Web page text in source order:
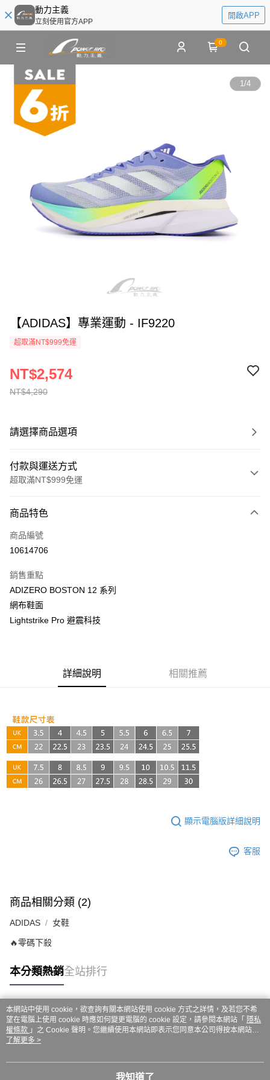
動力主義
立刻使用官方APP
開啟APP
0
1/4
【ADIDAS】專業運動 - IF9220
超取滿NT$999免運
NT$4,290
NT$2,574
請選擇商品選項
付款與運送方式
超取滿NT$999免運
信用卡一次付款
超商取貨付款
Apple Pay
街口支付
１．簡單：不需註冊會員、不需綁卡、不需儲值。
２．便利：只要手機號碼，簡訊認證，即可結帳。
３．安心：先確認商品／服務後，再付款。
１．於結帳方式選擇「AFTEE先享後付」後，將跳轉至「AFTEE先享後付」
結帳頁面，進行簡訊認證並確認金額後，即可完成結帳。
２．訂單成立數日內，您將收到繳費通知簡訊。
※ 請注意：結帳手續完成當下不需立刻繳費，但若您需要取消訂單，請聯絡
※ 交易是否成功請以「AFTEE先享後付 」之結帳頁面顯示為準，若有關於
【注意事項】
１．透過由恩沛科技股份有限公司提供之「AFTEE先享後付」服務完成之交
易，需依本服務之必要範圍內提供個人資料，並將交易相關給付款項請求債
２．關於個人資料處理事宜，請瀏覽以下網址：
３．未成年的使用者請事先徵得法定代理人或監護人之同意方可使用
「AFTEE先享後付」，若未經同意申辦者引起之損失，本公司不負相關責
任。
４．使用「AFTEE先享後付」時，將依據個別帳號之用戶狀況，依本公司即
時審查核予不同之上限額度；若仍有額度不足之情形，本公司將視審查結果
請求用戶進行身份認證。
５．嚴禁一人註冊多個帳號或使用他人資訊註冊。若發現惡意使用之情形，
恩沛科技股份有限公司將有權停止該用戶之使用額度並採取法律行動。
運送方式
全家取貨付款
付款後全家取貨
嘉里大榮宅配
每筆NT$80，滿NT$999(含以上)免運費
商品特色
商品編號
10614706
銷售重點
ADIZERO BOSTON 12 系列
網布鞋面
Lightstrike Pro 避震科技
詳細說明 相關推薦
顯示電腦版詳細說明
客服
商品相關分類 (2)
ADIDAS 女鞋
🔥零碼下殺
本分類熱銷全站排行
熱門標籤
本網站中使用 cookie，欲查詢有關本網站使用 cookie 方式之詳情，及若您不希
望在電腦上使用 cookie 時應如何變更電腦的 cookie 設定，請參閱本網站「 隱私
權條款 」之 Cookie 聲明。您繼續使用本網站即表示您同意本公司得按本網站使
用條款之 Cookie 聲明使用 cookie。
了解更多 >
我知道了